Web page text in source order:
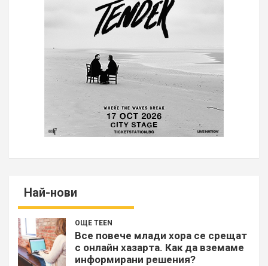
Най-нови
ОЩЕ TEEN
Все повече млади хора се срещат
с онлайн хазарта. Как да вземаме
информирани решения?